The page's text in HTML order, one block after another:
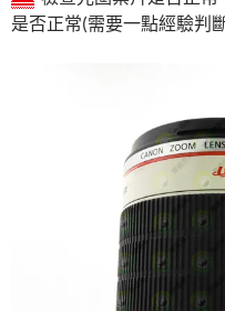
是否正常(需要一點經驗判